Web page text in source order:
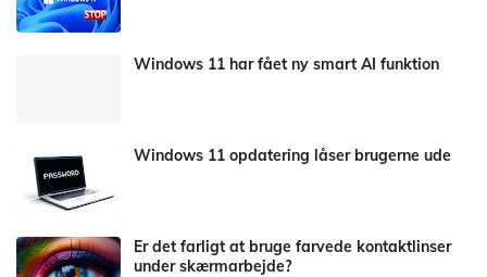
Windows 11 har fået ny smart AI funktion
Windows 11 opdatering låser brugerne ude
Er det farligt at bruge farvede kontaktlinser
under skærmarbejde?